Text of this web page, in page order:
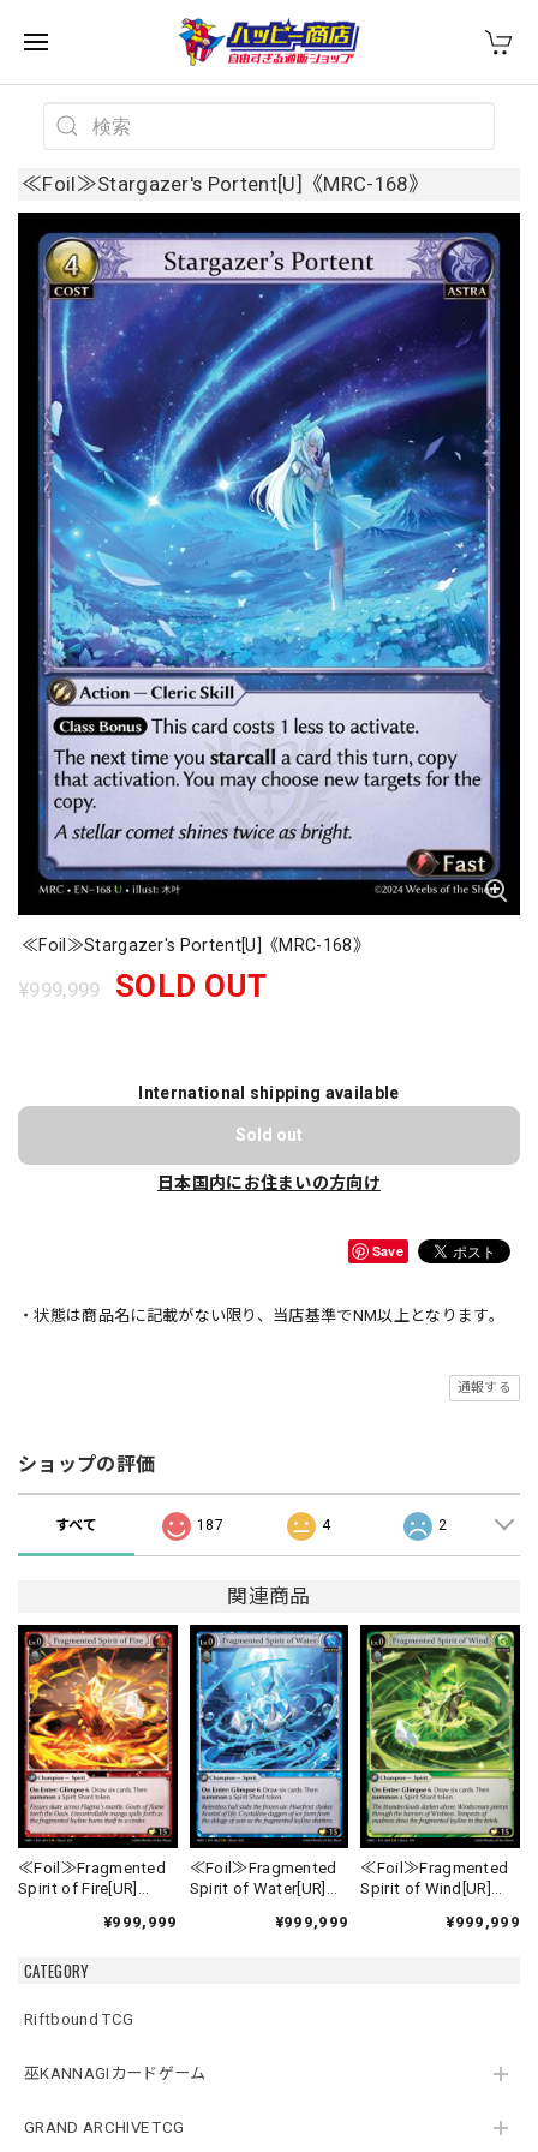
CATEGORY
Riftbound TCG
巫KANNAGIカードゲーム
GRAND ARCHIVE TCG
≪Foil≫Stargazer's Portent[U]《MRC-168》
≪Foil≫Stargazer's Portent[U]《MRC-168》
¥999,999 SOLD OUT
International shipping available
Sold out
日本国内にお住まいの方向け
Save
・状態は商品名に記載がない限り、当店基準でNM以上となります。
通報する
ショップの評価
すべて 187 4 2
関連商品
≪Foil≫Fragmented
Spirit of Fire[UR]
¥999,999
≪Foil≫Fragmented
Spirit of Water[UR]
¥999,999
≪Foil≫Fragmented
Spirit of Wind[UR]
¥999,999